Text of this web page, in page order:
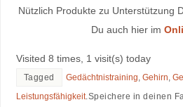
Nützlich Produkte zu Unterstützung
Du auch hier im
Visited 8 times, 1 visit(s) today
Tagged Gedächtnistraining, Gehirn,
Leistungsfähigkeit.Speichere in deinen